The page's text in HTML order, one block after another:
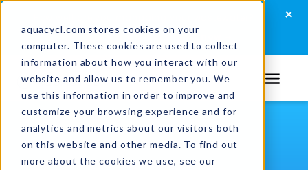
aquacycl.com stores cookies on your
computer. These cookies are used to collect
information about how you interact with our
website and allow us to remember you. We
use this information in order to improve and
customize your browsing experience and for
analytics and metrics about our visitors both
on this website and other media. To find out
more about the cookies we use, see our
Skip
primary
navigation
Skip
main
content
Skip
footer
×
Take the assessment now
Aquacycl